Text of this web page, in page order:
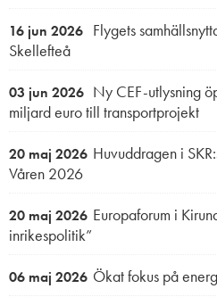
16 jun 2026 Flygets
Skellefteå
03 jun 2026 Ny CEF-utlysning
miljard euro till transportprojekt
20 maj 2026 Huvuddragen i
Våren 2026
20 maj 2026 Europaforum i
inrikespolitik”
06 maj 2026 Ökat fokus på